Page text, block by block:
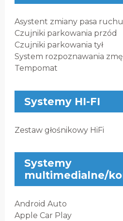
Asystent zmiany pasa ruchu
Czujniki parkowania przód
Czujniki parkowania tył
System rozpoznawania
Tempomat
Systemy HI-FI
Zestaw głośnikowy HiFi
Systemy
multimedialne/
Android Auto
Apple Car Play